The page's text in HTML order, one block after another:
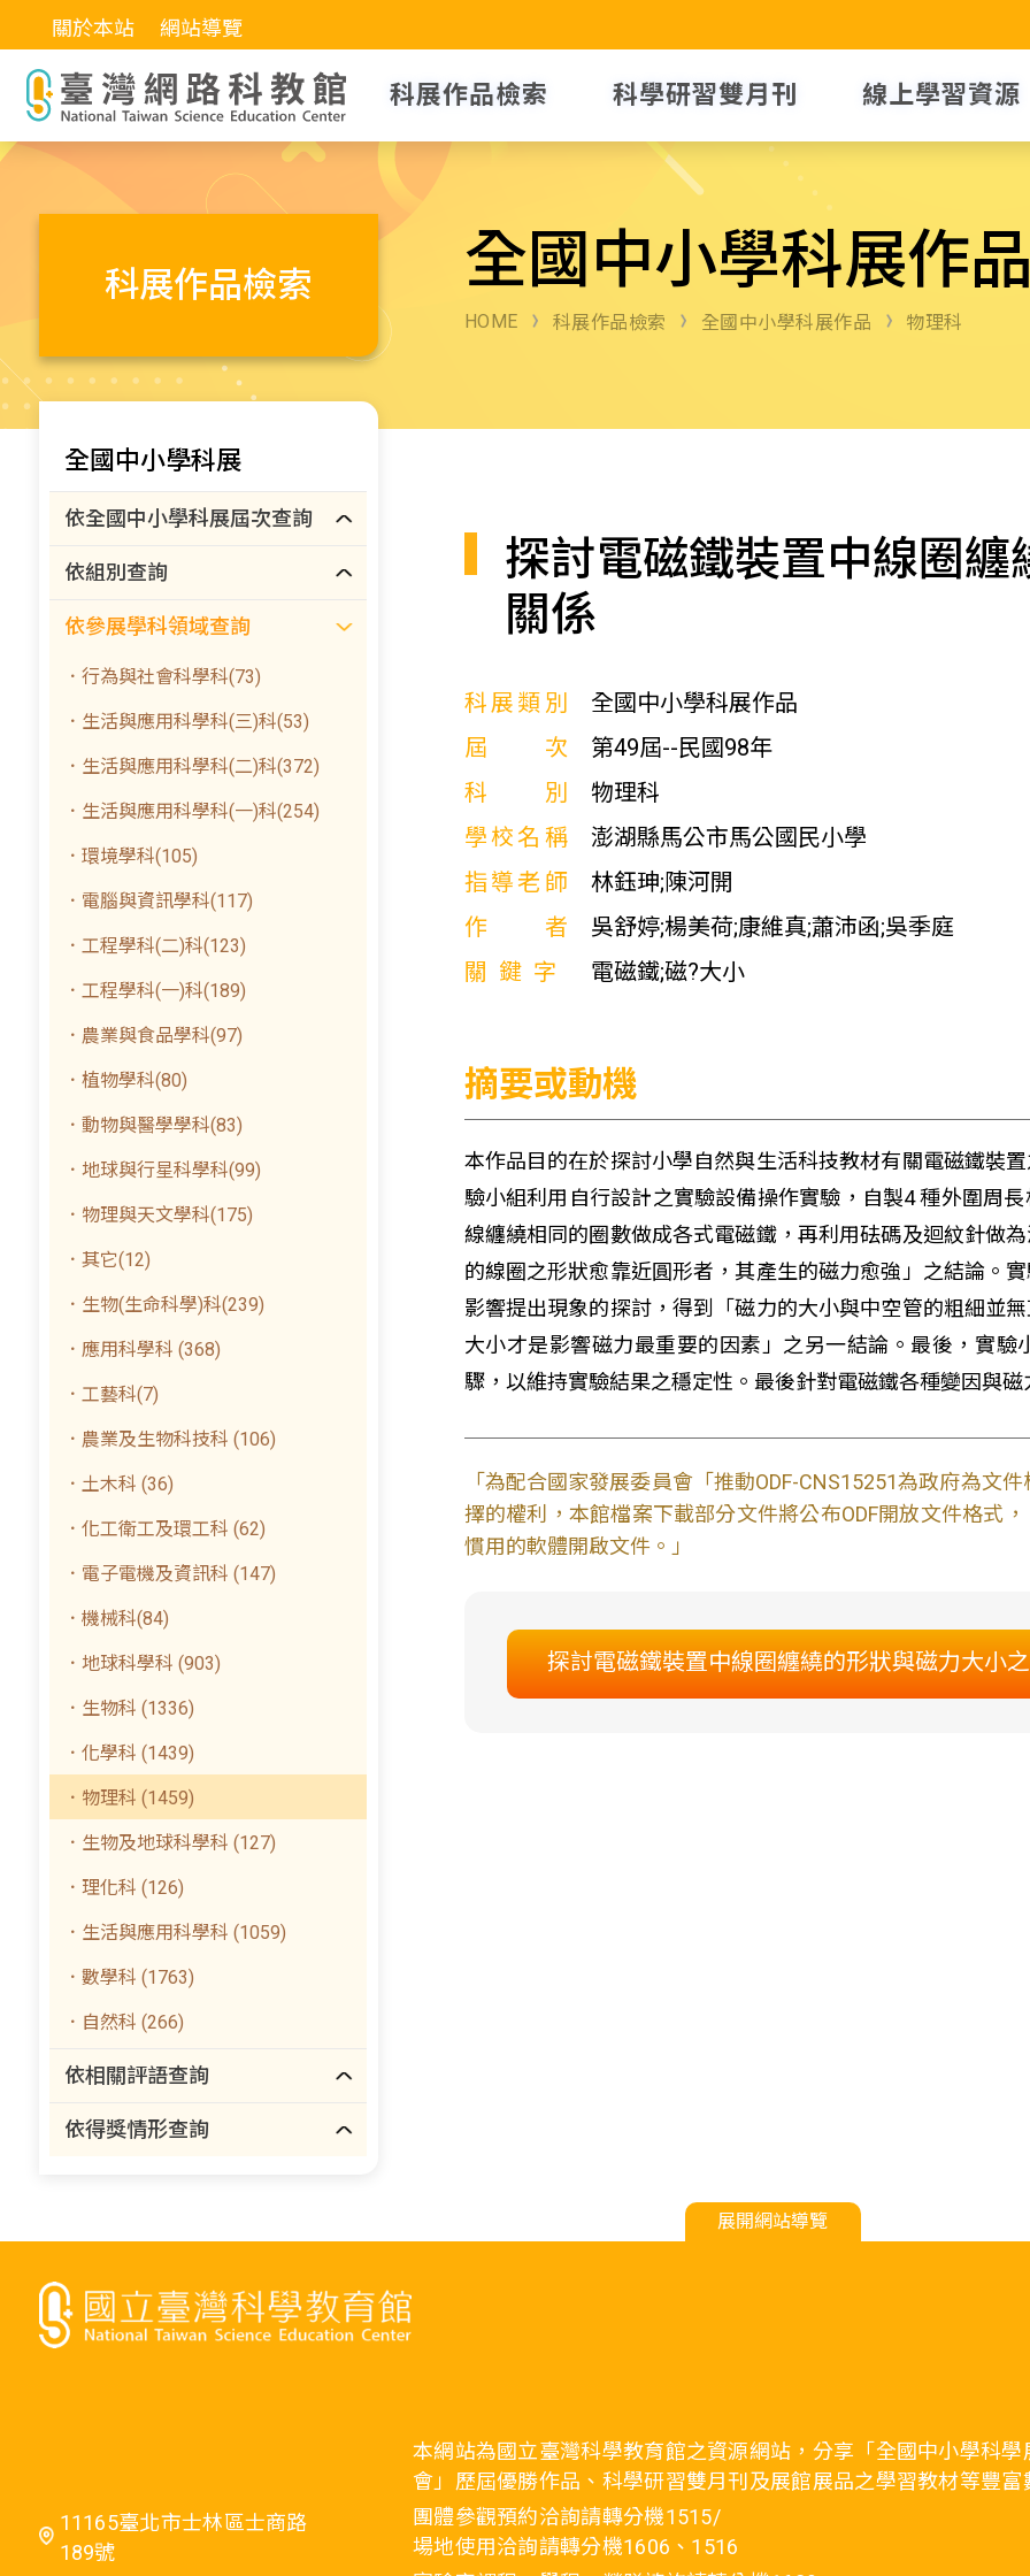
關於本站 網站導覽
科展作品檢索 科學研習雙月刊 線上學習資源
科展作品檢索 全國中小學科展作
HOME 科展作品檢索 全國中小學科展作品 物理科
全國中小學科展
依全國中小學科展屆次查詢
依組別查詢
依參展學科領域查詢
．行為與社會科學科(73)
．生活與應用科學科(三)科(53)
．生活與應用科學科(二)科(372)
．生活與應用科學科(一)科(254)
．環境學科(105)
．電腦與資訊學科(117)
．工程學科(二)科(123)
．工程學科(一)科(189)
．農業與食品學科(97)
．植物學科(80)
．動物與醫學學科(83)
．地球與行星科學科(99)
．物理與天文學科(175)
．其它(12)
．生物(生命科學)科(239)
．應用科學科 (368)
．工藝科(7)
．農業及生物科技科 (106)
．土木科 (36)
．化工衛工及環工科 (62)
．電子電機及資訊科 (147)
．機械科(84)
．地球科學科 (903)
．生物科 (1336)
．化學科 (1439)
．物理科 (1459)
．生物及地球科學科 (127)
．理化科 (126)
．生活與應用科學科 (1059)
．數學科 (1763)
．自然科 (266)
依相關評語查詢
依得獎情形查詢
探討電磁鐵裝置中線圈
關係
科展類別
全國中小學科展作品
屆次
第49屆--民國98年
科別
物理科
學校名稱
澎湖縣馬公市馬公國民小學
指導老師
林鈺珅;陳河開
作者
吳舒婷;楊美荷;康維真;蕭沛函;吳季庭
關鍵字
電磁鐵;磁?大小
摘要或動機
本作品目的在於探討小學自然與生活科技教材有關電磁鐵裝
驗小組利用自行設計之實驗設備操作實驗，自製4 種外圍周
線纏繞相同的圈數做成各式電磁鐵，再利用砝碼及迴紋針做
的線圈之形狀愈靠近圓形者，其產生的磁力愈強」之結論。
影響提出現象的探討，得到「磁力的大小與中空管的粗細並
大小才是影響磁力最重要的因素」之另一結論。最後，實
驟，以維持實驗結果之穩定性。最後針對電磁鐵各種變因與
「為配合國家發展委員會「推動ODF-CNS15251為政府為文
擇的權利，本館檔案下載部分文件將公布ODF開放文件格式
慣用的軟體開啟文件。」
探討電磁鐵裝置中線圈纏繞的形狀與磁力大小
展開網站導覽
11165臺北市士林區士商路
189號
本網站為國立臺灣科學教育館之資源網站，分享「全國中小學科
會」歷屆優勝作品、科學研習雙月刊及展館展品之學習教材等豐富
團體參觀預約洽詢請轉分機1515/
場地使用洽詢請轉分機1606、1516